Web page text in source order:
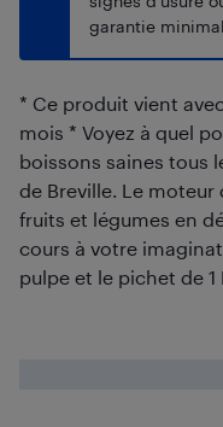
garantie
* Ce produit vient
mois * Voyez à quel
boissons saines tous
de Breville. Le
fruits et légumes en
cours à votre
pulpe et le pichet de 1